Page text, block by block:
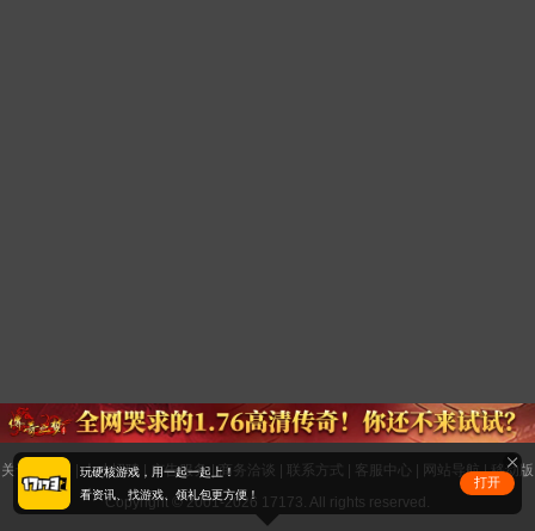
关于17173 |人才招聘 广告服务|商务洽谈 联系方式 客服中心 网站导航|移动版
Copyright © 2001-2026 17173. All rights reserved.
玩硬核游戏，用一起一起上！
看资讯、找游戏、领礼包更方便！
打开